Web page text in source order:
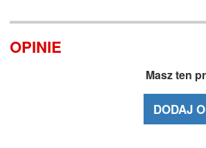
OPINIE
Masz ten
DODAJ